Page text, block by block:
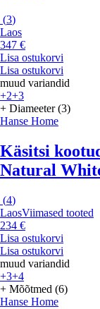
(3)
Laos
347 €
Lisa ostukorvi
Lisa ostukorvi
muud variandid
+2+3
+ Diameeter (3)
Hanse Home
Käsitsi
Natural
(4)
LaosViimased tooted
234 €
Lisa ostukorvi
Lisa ostukorvi
muud variandid
+3+4
+ Mõõtmed (6)
Hanse Home